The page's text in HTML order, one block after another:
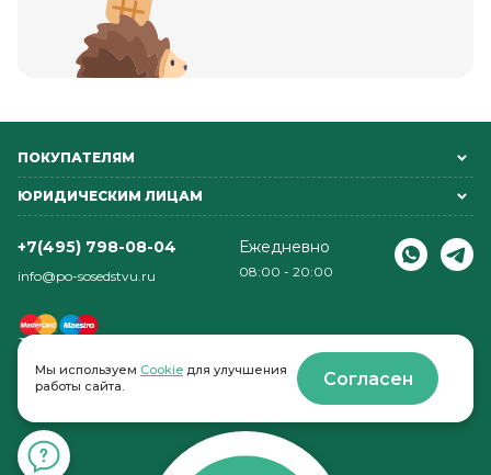
ПОКУПАТЕЛЯМ
ЮРИДИЧЕСКИМ ЛИЦАМ
+7(495) 798-08-04
info@po-sosedstvu.ru
Ежедневно
08:00 - 20:00
© 2022-2026 . По соседству
Мы используем Cookie для улучшения
работы сайта.
Согласен